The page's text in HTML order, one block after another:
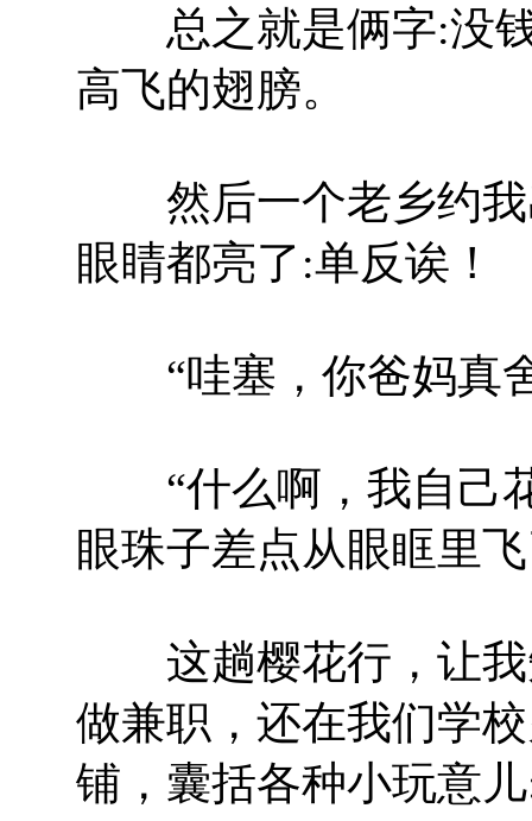
总之就是俩字:没钱
高飞的翅膀。
然后一个老乡约我
眼睛都亮了:单反诶！
“哇塞，你爸妈真
“什么啊，我自己花
眼珠子差点从眼眶里
这趟樱花行，让我
做兼职，还在我们学
铺，囊括各种小玩意